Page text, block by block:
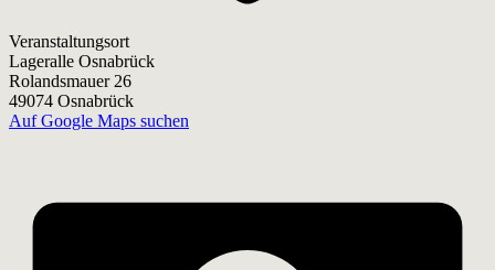
Veranstaltungsort
Lageralle Osnabrück
Rolandsmauer 26
49074 Osnabrück
Auf Google Maps suchen